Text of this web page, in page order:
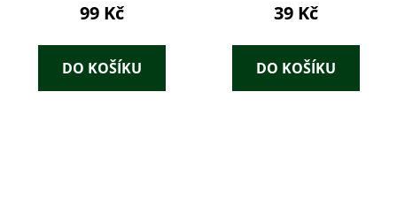
99 Kč
DO KOŠÍKU
39 Kč
DO KOŠÍKU